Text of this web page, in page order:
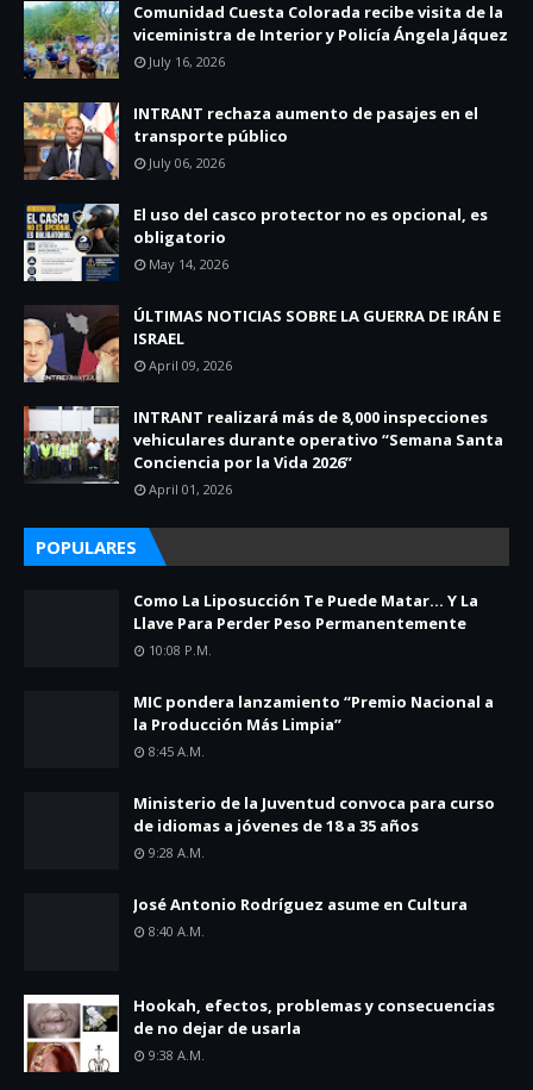
Comunidad Cuesta Colorada recibe visita de la
viceministra de Interior y Policía Ángela Jáquez
July 16, 2026
INTRANT rechaza aumento de pasajes en el
transporte público
July 06, 2026
El uso del casco protector no es opcional, es
obligatorio
May 14, 2026
ÚLTIMAS NOTICIAS SOBRE LA GUERRA DE IRÁN E
ISRAEL
April 09, 2026
INTRANT realizará más de 8,000 inspecciones
vehiculares durante operativo “Semana Santa
Conciencia por la Vida 2026”
April 01, 2026
POPULARES
Como La Liposucción Te Puede Matar… Y La
Llave Para Perder Peso Permanentemente
10:08 P.m.
MIC pondera lanzamiento “Premio Nacional a
la Producción Más Limpia”
8:45 A.m.
Ministerio de la Juventud convoca para curso
de idiomas a jóvenes de 18 a 35 años
9:28 A.m.
José Antonio Rodríguez asume en Cultura
8:40 A.m.
Hookah, efectos, problemas y consecuencias
de no dejar de usarla
9:38 A.m.